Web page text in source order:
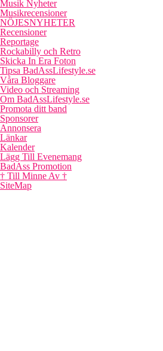
Musik Nyheter
Musikrecensioner
NÖJESNYHETER
Recensioner
Reportage
Rockabilly och Retro
Skicka In Era Foton
Tipsa BadAssLifestyle.se
Våra Bloggare
Video och Streaming
Om BadAssLifestyle.se
Promota ditt band
Sponsorer
Annonsera
Länkar
Kalender
Lägg Till Evenemang
BadAss Promotion
† Till Minne Av †
SiteMap